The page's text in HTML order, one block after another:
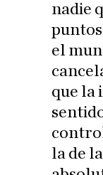
nadie
el
que la
la de